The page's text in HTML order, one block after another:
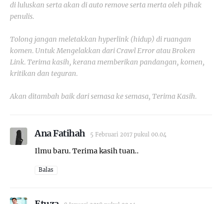
di luluskan serta akan di auto remove serta merta oleh pihak
penulis.
Tolong jangan meletakkan hyperlink (hidup) di ruangan
komen. Untuk Mengelakkan dari Crawl Error atau Broken
Link. Terima kasih, kerana memberikan pandangan, komen,
kritikan dan teguran.
Akan ditambah baik dari semasa ke semasa, Terima Kasih.
Ana Fatihah 5 Februari 2017 pukul 00.04
Ilmu baru. Terima kasih tuan..
Balas